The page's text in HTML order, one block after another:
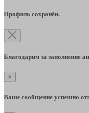
Профиль сохранён.
Благодарим за заполнение
×
Ваше сообщение успешно